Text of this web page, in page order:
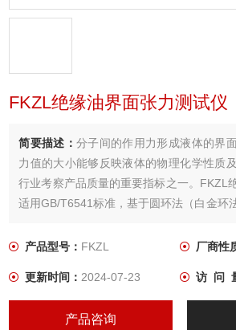
FKZL绝缘油界面张力测试仪
简要描述： 分子间的作用力形成液体的界
力值的大小能够反映液体的物理化学性质
行业考察产品质量的重要指标之一。FKZL
适用GB/T6541标准，基于圆环法（白金环
此方法具有操作简单，精确度高的优点而
产品型号： FKZL 厂商性
更新时间：2024-07-23 访 问
产品咨询